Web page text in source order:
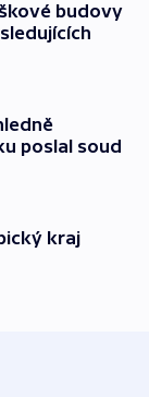
budovy
poslal soud
kraj